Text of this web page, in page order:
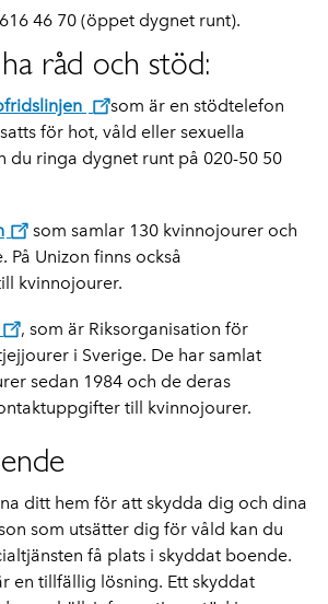
46 70 (öppet dygnet runt).
råd och stöd:
som är en stödtelefon
för hot, våld eller sexuella
du ringa dygnet runt på 020-50 50
som samlar 130 kvinnojourer och
På Unizon finns också
kvinnojourer.
, som är Riksorganisation för
i Sverige. De har samlat
sedan 1984 och de deras
till kvinnojourer.
ditt hem för att skydda dig och dina
som utsätter dig för våld kan du
få plats i skyddat boende.
en tillfällig lösning. Ett skyddat